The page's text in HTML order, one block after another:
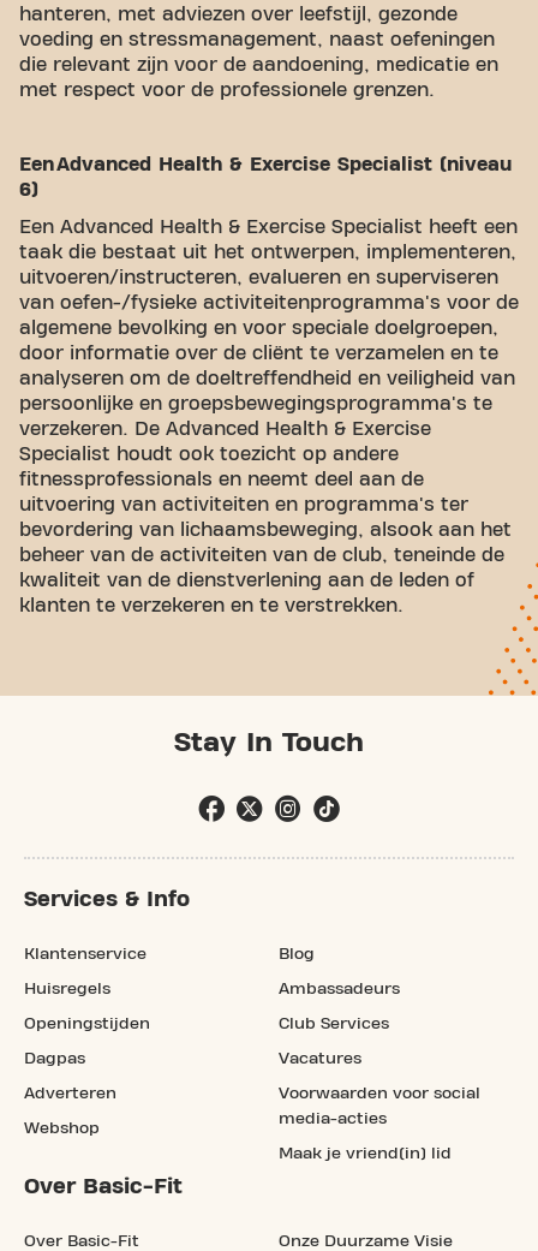
hanteren, met adviezen over leefstijl, gezonde
voeding en stressmanagement, naast oefeningen
die relevant zijn voor de aandoening, medicatie en
met respect voor de professionele grenzen.
Een Advanced Health & Exercise Specialist (niveau
6)
Een Advanced Health & Exercise Specialist heeft een
taak die bestaat uit het ontwerpen, implementeren,
uitvoeren/instructeren, evalueren en superviseren
van oefen-/fysieke activiteitenprogramma's voor de
algemene bevolking en voor speciale doelgroepen,
door informatie over de cliënt te verzamelen en te
analyseren om de doeltreffendheid en veiligheid van
persoonlijke en groepsbewegingsprogramma's te
verzekeren. De Advanced Health & Exercise
Specialist houdt ook toezicht op andere
fitnessprofessionals en neemt deel aan de
uitvoering van activiteiten en programma's ter
bevordering van lichaamsbeweging, alsook aan het
beheer van de activiteiten van de club, teneinde de
kwaliteit van de dienstverlening aan de leden of
klanten te verzekeren en te verstrekken.
Stay In Touch
Services & Info
Klantenservice
Huisregels
Openingstijden
Dagpas
Adverteren
Webshop
Blog
Ambassadeurs
Club Services
Vacatures
Voorwaarden voor social
media-acties
Maak je vriend(in) lid
Over Basic-Fit
Over Basic-Fit Onze Duurzame Visie